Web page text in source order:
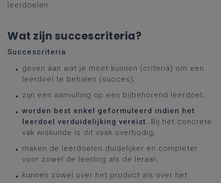
leerdoelen.
Wat zijn succescriteria?
Succescriteria …
geven aan wat je moet kunnen (criteria) om een
leerdoel te behalen (succes);
zijn een aanvulling op een bijbehorend leerdoel;
worden best enkel geformuleerd indien het
leerdoel verduidelijking vereist. Bij het concrete
vak wiskunde is dit vaak overbodig;
maken de leerdoelen duidelijker en completer
voor zowel de leerling als de leraar;
kunnen zowel over het product als over het